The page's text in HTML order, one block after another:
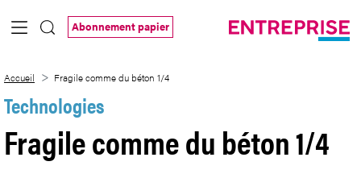
Saut au contenu principal
Abonnement papier
Accueil Fragile comme du béton 1/4
Technologies
Fragile comme du béton 1/4